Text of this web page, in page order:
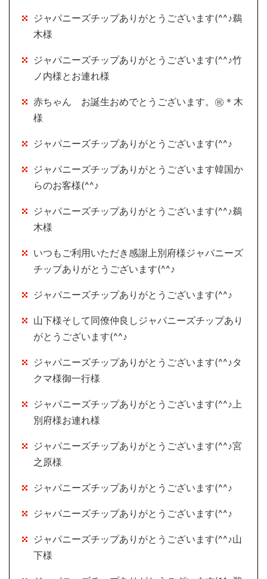
ジャパニーズチップありがとうございます(^^♪鵜
木様
ジャパニーズチップありがとうございます(^^♪竹
ノ内様とお連れ様
赤ちゃん お誕生おめでとうございます。㊗＊木
様
ジャパニーズチップありがとうございます(^^♪
ジャパニーズチップありがとうございます韓国か
らのお客様(^^♪
ジャパニーズチップありがとうございます(^^♪鵜
木様
いつもご利用いただき感謝上別府様ジャパニーズ
チップありがとうございます(^^♪
ジャパニーズチップありがとうございます(^^♪
山下様そして同僚仲良しジャパニーズチップあり
がとうございます(^^♪
ジャパニーズチップありがとうございます(^^♪タ
クマ様御一行様
ジャパニーズチップありがとうございます(^^♪上
別府様お連れ様
ジャパニーズチップありがとうございます(^^♪宮
之原様
ジャパニーズチップありがとうございます(^^♪
ジャパニーズチップありがとうございます(^^♪
ジャパニーズチップありがとうございます(^^♪山
下様